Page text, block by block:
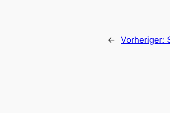
← Vorheriger: